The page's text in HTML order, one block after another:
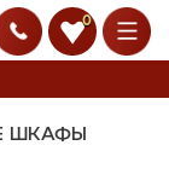
0
ШКАФЫ